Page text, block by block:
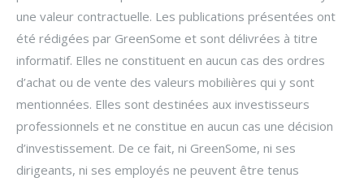
une valeur contractuelle. Les publications présentées ont
été rédigées par GreenSome et sont délivrées à titre
informatif. Elles ne constituent en aucun cas des ordres
d’achat ou de vente des valeurs mobilières qui y sont
mentionnées. Elles sont destinées aux investisseurs
professionnels et ne constitue en aucun cas une décision
d’investissement. De ce fait, ni GreenSome, ni ses
dirigeants, ni ses employés ne peuvent être tenus